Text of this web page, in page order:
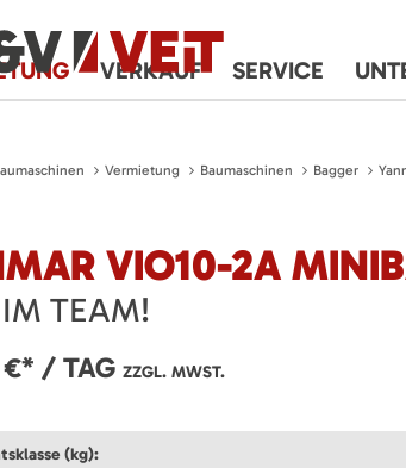
VERKAUF SERVICE
Vermietung Baumaschinen Bagger
VIO10-2A
TEAM!
€* / TAG ZZGL. MWST.
(kg):